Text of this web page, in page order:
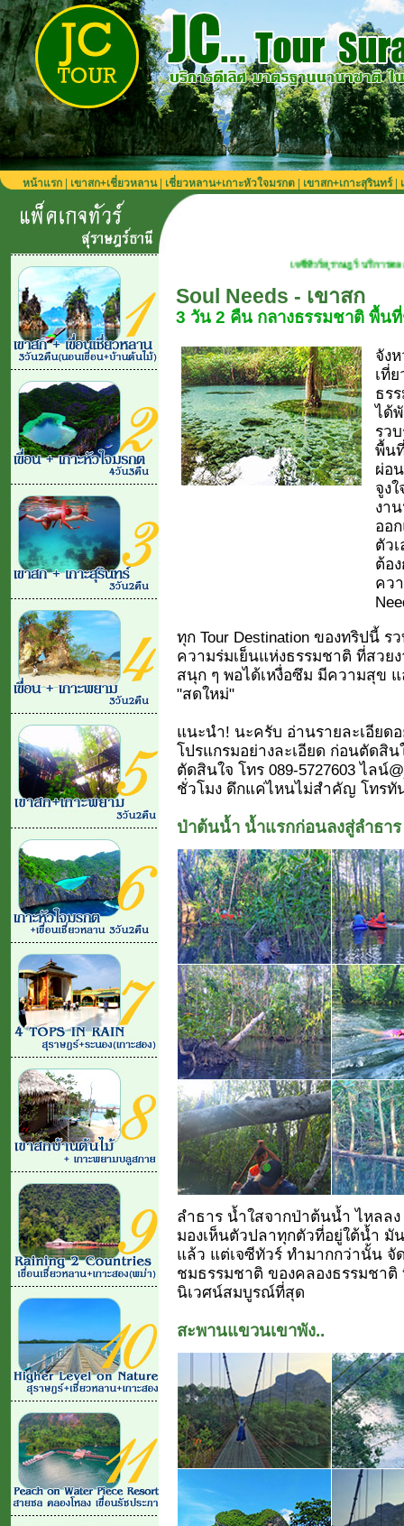
หน้าแรก เขาสก+เชี่ยวหลาน| เชี่ยวหลาน+เกาะหัวใจมรกต เขาสก+เกาะสุรินทร์|
เจซีทัวร์สุราษฎร์ บริการตลอดปี เที่ยวได้ทุกฤดู
Soul Needs - เขาสก
3 วัน 2 คืน กลางธรรมชาติ พื้น
จัง
เที่
ธร
ได้
รว
พื้น
ผ่อ
จูง
งา
ออ
ตัว
ต้อ
คว
ทุก Tour Destination ของทริปนี้
ความร่มเย็นแห่งธรรมชาติ ที่สวย
สนุก ๆ พอได้เหงื่อซึม มีความสุข แ
"สดใหม่"
แนะนำ! นะครับ อ่านรายละเอียด
โปรแกรมอย่างละเอียด ก่อนตัดสิ
ตัดสินใจ โทร 089-5727603 ไลน์
ชั่วโมง ดึกแค่ไหนไม่สำคัญ โทรทั
ป่าต้นน้ำ น้ำแรกก่อนลงสู่ลำธาร
ลำธาร น้ำใสจากป่าต้นน้ำ ไหลล
มองเห็นตัวปลาทุกตัวที่อยู่ใต้น้ำ มั
แล้ว แต่เจซีทัวร์ ทำมากกว่านั้น จั
ชมธรรมชาติ ของคลองธรรมชา
นิเวศน์สมบูรณ์ที่สุด
สะพานแขวนเขาพัง..